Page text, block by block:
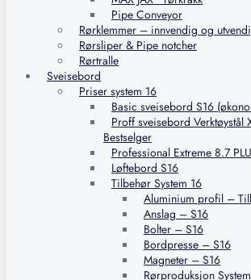
Pipe Conveyor
Rørklemmer – innvendig og
Rørsliper & Pipe notcher
Rørtralle
Sveisebord
Priser system 16
Basic sveisebord S16
Proff sveisebord Verktøystål
Bestselger
Professional Extreme 8.7
Løftebord S16
Tilbehør System 16
Aluminium profil –
Anslag – S16
Bolter – S16
Bordpresse – S16
Magneter – S16
Rørproduksjon